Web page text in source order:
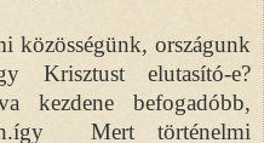
közösségünk, országunk
Krisztust elutasító-e?
kezdene befogadóbb,
Mert történelmi